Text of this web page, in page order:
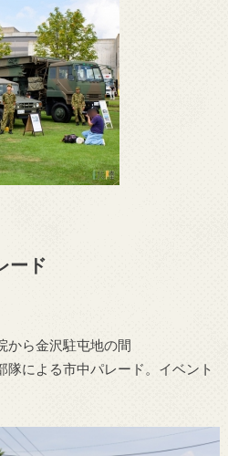
ード
から金沢駐屯地の間
隊による市中パレード。イベント